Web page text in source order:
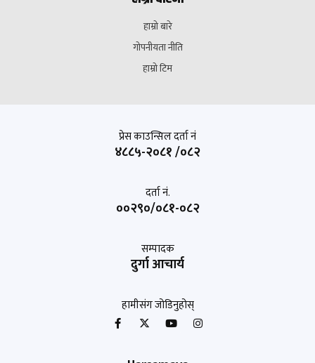
हाम्रो बारे
गोपनीयता नीति
हाम्रो टिम
प्रेस काउन्सिल दर्ता नं
४८८५-२०८१ /०८२
दर्ता नं.
००२९०/०८१-०८२
सम्पादक
दुर्गा आचार्य
हामीसंग जोडिनुहोस्